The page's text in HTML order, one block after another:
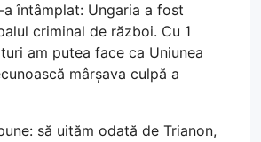
întâmplat: Ungaria a fost
criminal de război. Cu 1
am putea face ca Uniunea
mârșava culpă a
să uităm odată de Trianon,